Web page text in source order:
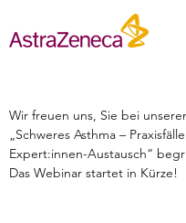
Wir freuen uns, Sie bei
„Schweres Asthma –
Expert:innen-Austausch“
Das Webinar startet in Kürze!